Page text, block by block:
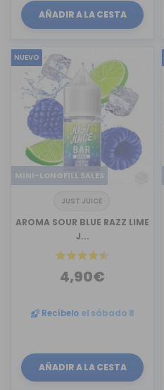
AÑADIR A LA CESTA
NUEVO
MINI-LONGFILL SALES
JUST JUICE
AROMA SOUR BLUE RAZZ LIME
J...
4,90€
Recíbelo el sábado 8
AÑADIR A LA CESTA